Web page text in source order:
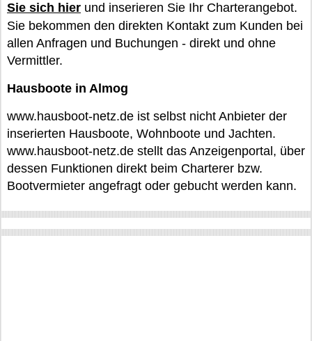
Sie sich hier und inserieren Sie Ihr Charterangebot.
Sie bekommen den direkten Kontakt zum Kunden bei
allen Anfragen und Buchungen - direkt und ohne
Vermittler.
Hausboote in Almog
www.hausboot-netz.de ist selbst nicht Anbieter der
inserierten Hausboote, Wohnboote und Jachten.
www.hausboot-netz.de stellt das Anzeigenportal, über
dessen Funktionen direkt beim Charterer bzw.
Bootvermieter angefragt oder gebucht werden kann.